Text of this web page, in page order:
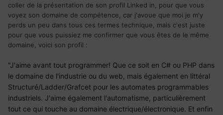
coller de la présentation de son profil Linked in, pour que vous
voyez son domaine de compétence, car j'avoue que moi je m'y
perds un peu dans tous ces termes technique, mais c'est juste
pour que vous puissiez me confirmer que vous êtes de le même
domaine, voici son profil :
"J'aime avant tout programmer! Que ce soit en C# ou PHP dans
le domaine de l'industrie ou du web, mais également en littéral
Structuré/Ladder/Grafcet pour les automates programmables
industriels. J'aime également l'automatisme, particulièrement
tout ce qui touche au domaine électrique/électronique. Et enfin